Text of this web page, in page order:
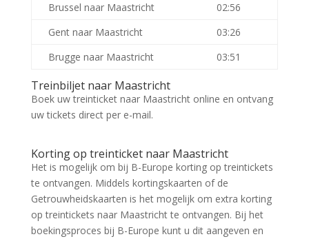
Brussel naar Maastricht
02:56
Gent naar Maastricht
03:26
Brugge naar Maastricht
03:51
Treinbiljet naar Maastricht
Boek uw treinticket naar Maastricht online en ontvang
uw tickets direct per e-mail.
Korting op treinticket naar Maastricht
Het is mogelijk om bij B-Europe korting op treintickets
te ontvangen. Middels kortingskaarten of de
Getrouwheidskaarten is het mogelijk om extra korting
op treintickets naar Maastricht te ontvangen. Bij het
boekingsproces bij B-Europe kunt u dit aangeven en